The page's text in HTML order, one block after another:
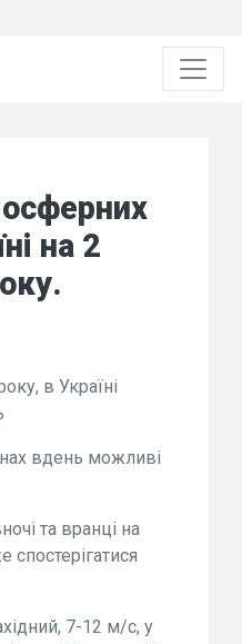
на 2
в Україні
вдень можливі
та вранці на
7-12 м/с, у